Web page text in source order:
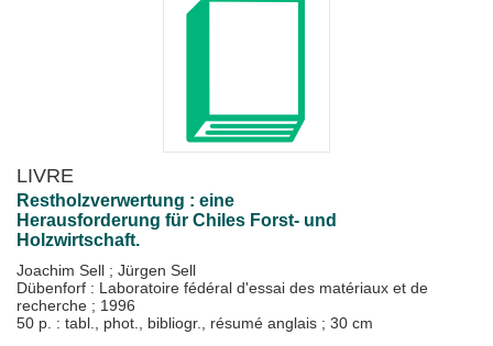
LIVRE
Restholzverwertung : eine
Herausforderung für Chiles Forst- und
Holzwirtschaft.
Joachim Sell ; Jürgen Sell
Dübenforf : Laboratoire fédéral d'essai des matériaux et de
recherche ; 1996
50 p. : tabl., phot., bibliogr., résumé anglais ; 30 cm